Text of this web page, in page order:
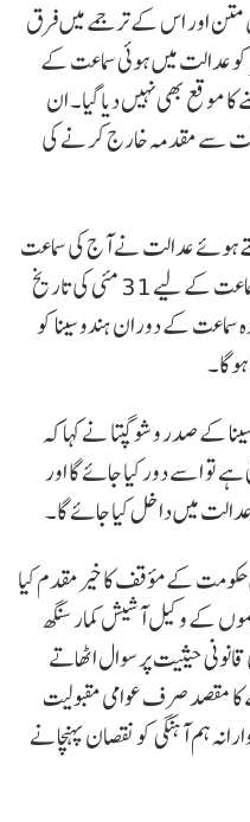
اور اس کے ترجمے میں فرق
جبکہ گزشتہ برس 27 نومبر کو عدالت میں ہوئی سماعت کے
موقع بھی نہیں دیا گیا۔ ان
سے مقدمہ خارج کرنے کی
ہوئے عدالت نے آج کی سماعت
ملتوی کرتے ہوئے اس معاملے کی اگلی سماعت کے لیے 31 مئی کی تاریخ
کے دوران ہندو سینا کو
کے صدر وشو گپتا نے کہا کہ
تو اسے دور کیا جائے گا اور
میں داخل کیا جائے گا۔
کے مؤقف کا خیرمقدم کیا
کے وکیل آشیش کمار سنگھ
حیثیت پر سوال اٹھاتے
مقصد صرف عوامی مقبولیت
ہم آہنگی کو نقصان پہنچانے